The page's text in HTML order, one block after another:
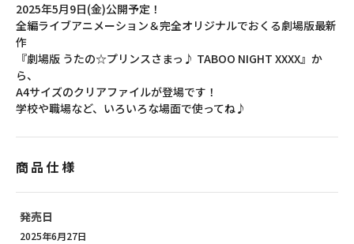
2025年5月9日(金)公開予定！
全編ライブアニメーション＆完全オリジナルでおくる劇場版最新
作
『劇場版 うたの☆プリンスさまっ♪ TABOO NIGHT XXXX』か
ら、
A4サイズのクリアファイルが登場です！
学校や職場など、いろいろな場面で使ってね♪
商品仕様
発売日
2025年6月27日